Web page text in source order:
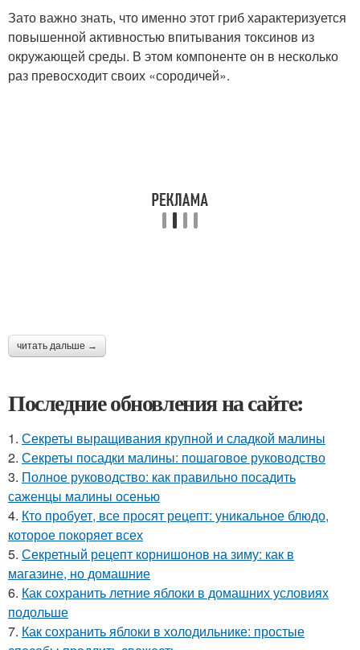
Зато важно знать, что именно этот гриб характеризуется
повышенной активностью впитывания токсинов из
окружающей среды. В этом компоненте он в несколько
раз превосходит своих «сородичей».
читать дальше →
Последние обновления на сайте:
1. Секреты выращивания крупной и сладкой малины
2. Секреты посадки малины: пошаговое руководство
3. Полное руководство: как правильно посадить
саженцы малины осенью
4. Кто пробует, все просят рецепт: уникальное блюдо,
которое покоряет всех
5. Секретный рецепт корнишонов на зиму: как в
магазине, но домашние
6. Как сохранить летние яблоки в домашних условиях
подольше
7. Как сохранить яблоки в холодильнике: простые